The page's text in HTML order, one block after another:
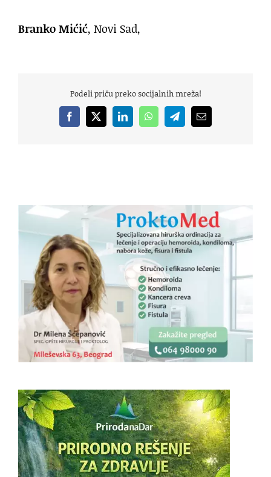
Branko Mićić, Novi Sad,
Podeli priču preko socijalnih mreža!
Facebook
X LinkedInWhatsAppTelegramEmail